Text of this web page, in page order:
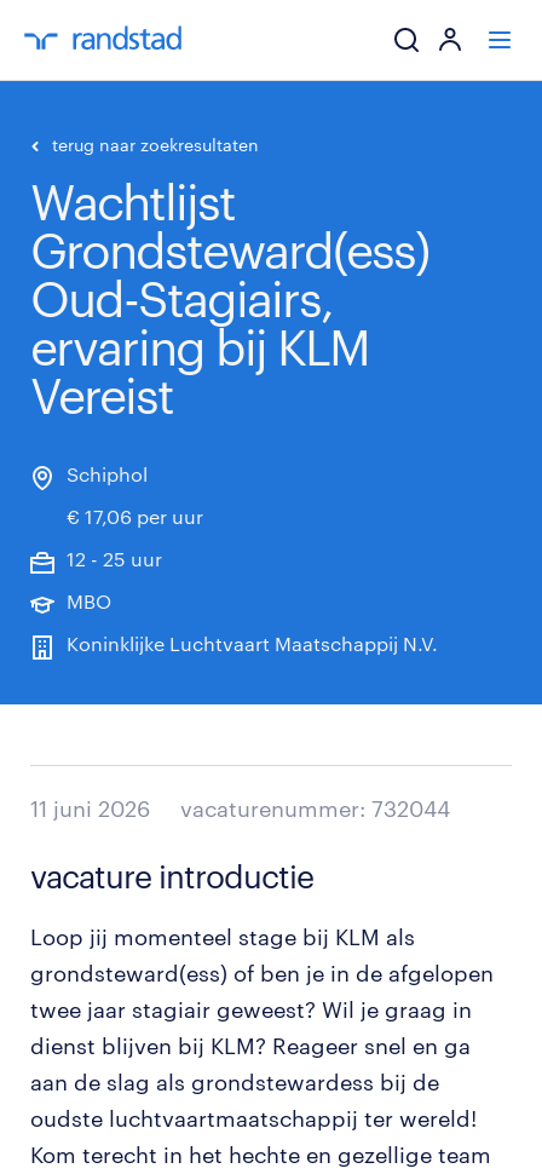
mijn carrière
over randstad
terug naar zoekresultaten
Wachtlijst
Grondsteward(ess)
Oud-Stagiairs,
ervaring bij KLM
Vereist
Schiphol
€ 17,06 per uur
12 - 25 uur
MBO
Koninklijke Luchtvaart Maatschappij N.V.
11 juni 2026 vacaturenummer: 732044
vacature introductie
Loop jij momenteel stage bij KLM als
grondsteward(ess) of ben je in de afgelopen
twee jaar stagiair geweest? Wil je graag in
dienst blijven bij KLM? Reageer snel en ga
aan de slag als grondstewardess bij de
oudste luchtvaartmaatschappij ter wereld!
Kom terecht in het hechte en gezellige team